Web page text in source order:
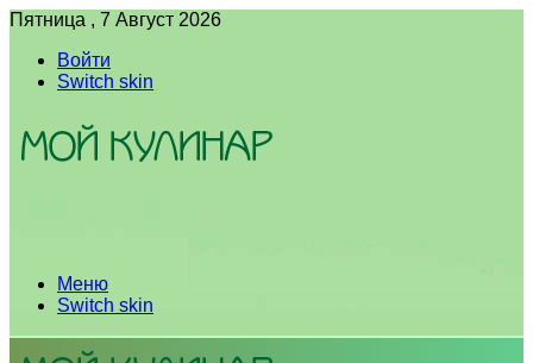
Пятница , 7 Август 2026
Войти
Switch skin
Меню
Switch skin